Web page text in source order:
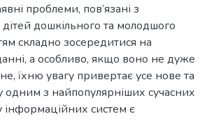
проблеми, пов‘язані з
дошкільного та молодшого
складно зосередитися на
а особливо, якщо воно не дуже
їхню увагу привертає усе нове та
одним з найпопулярніших сучасних
інформаційних систем є